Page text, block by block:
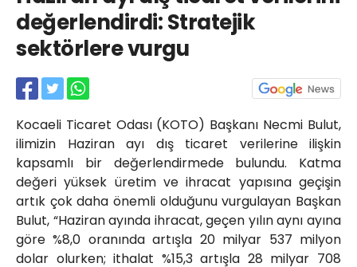
değerlendirdi: Stratejik
sektörlere vurgu
Kocaeli Ticaret Odası (KOTO) Başkanı Necmi Bulut,
ilimizin Haziran ayı dış ticaret verilerine ilişkin
kapsamlı bir değerlendirmede bulundu. Katma
değeri yüksek üretim ve ihracat yapısına geçişin
artık çok daha önemli olduğunu vurgulayan Başkan
Bulut, “Haziran ayında ihracat, geçen yılın aynı ayına
göre %8,0 oranında artışla 20 milyar 537 milyon
dolar olurken; ithalat %15,3 artışla 28 milyar 708
Yahya Kaptan Mahallesi
Akkavaklar Caddesi No:17/4 İzmit-
KOCAELİ
kocaelisokak@gmail.com